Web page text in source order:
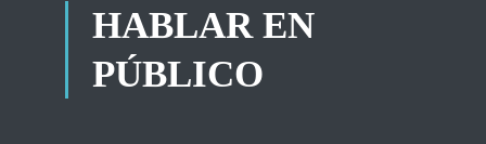
HABLAR EN
PÚBLICO